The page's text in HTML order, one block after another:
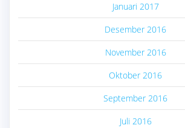
Januari 2017
Desember 2016
November 2016
Oktober 2016
September 2016
Juli 2016